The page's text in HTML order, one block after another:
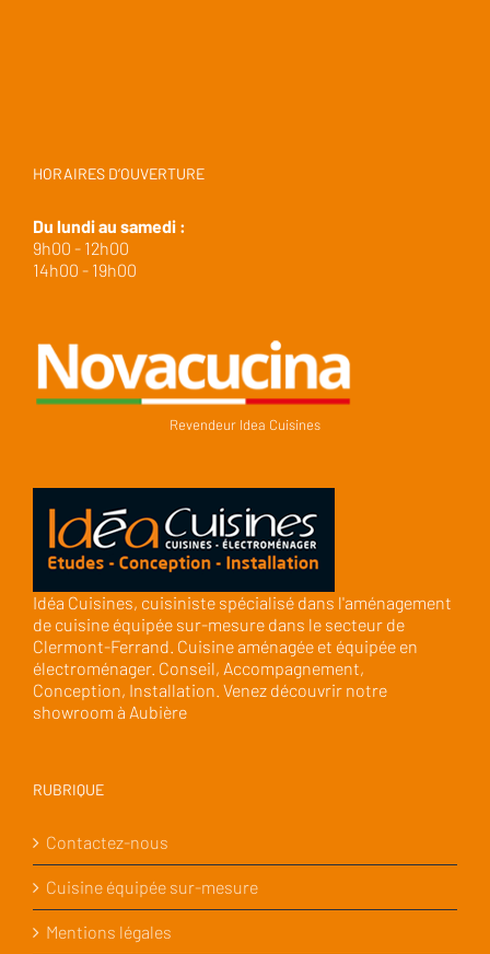
HORAIRES D’OUVERTURE
Du lundi au samedi :
9h00 - 12h00
14h00 - 19h00
Revendeur Idea Cuisines
Idéa Cuisines, cuisiniste spécialisé dans l'aménagement
de cuisine équipée sur-mesure dans le secteur de
Clermont-Ferrand. Cuisine aménagée et équipée en
électroménager. Conseil, Accompagnement,
Conception, Installation. Venez découvrir notre
showroom à Aubière
RUBRIQUE
Contactez-nous
Cuisine équipée sur-mesure
Mentions légales